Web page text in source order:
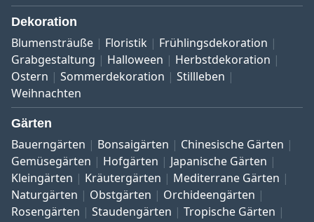
Dekoration
Blumensträuße Floristik
Frühlingsdekoration
Grabgestaltung
Halloween
Herbstdekoration
Ostern
Sommerdekoration
Stillleben
Weihnachten
Gärten
Bauerngärten Bonsaigärten
Chinesische Gärten
Gemüsegärten
Hofgärten
Japanische Gärten
Kleingärten
Kräutergärten
Mediterrane Gärten
Naturgärten
Obstgärten
Orchideengärten
Rosengärten
Staudengärten
Tropische Gärten